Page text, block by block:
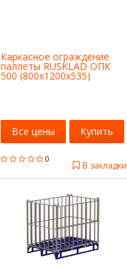
Каркасное ограждение
паллеты RUSKLAD ОПК
500 (800х1200х535)
0
В закладки
Все цены Купить